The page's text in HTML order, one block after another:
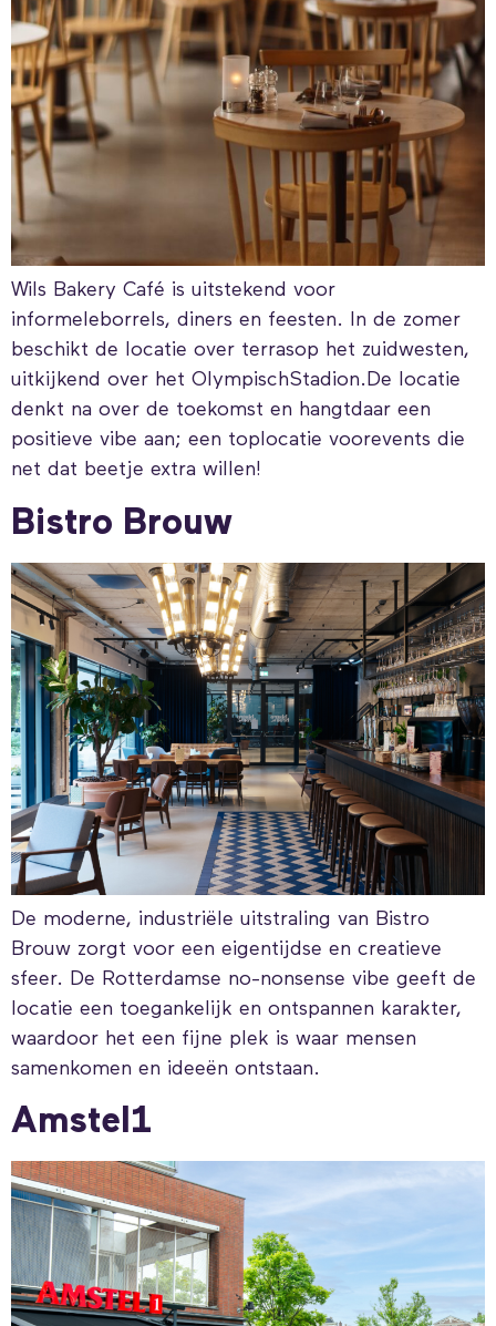
Wils Bakery Café is uitstekend voor
informeleborrels, diners en feesten. In de zomer
beschikt de locatie over terrasop het zuidwesten,
uitkijkend over het OlympischStadion.De locatie
denkt na over de toekomst en hangtdaar een
positieve vibe aan; een toplocatie voorevents die
net dat beetje extra willen!
Bistro Brouw
De moderne, industriële uitstraling van Bistro
Brouw zorgt voor een eigentijdse en creatieve
sfeer. De Rotterdamse no-nonsense vibe geeft de
locatie een toegankelijk en ontspannen karakter,
waardoor het een fijne plek is waar mensen
samenkomen en ideeën ontstaan.
Amstel1